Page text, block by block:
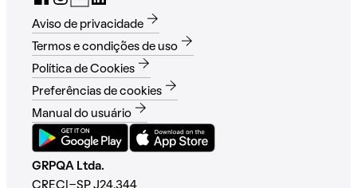
Aviso de privacidade
Termos e condições de uso
Política de Cookies
Preferências de cookies
Manual do usuário
GRPQA Ltda.